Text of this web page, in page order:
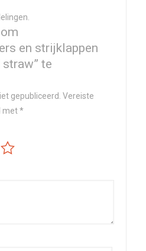
en strijklappen
te
gepubliceerd. Vereiste
met*